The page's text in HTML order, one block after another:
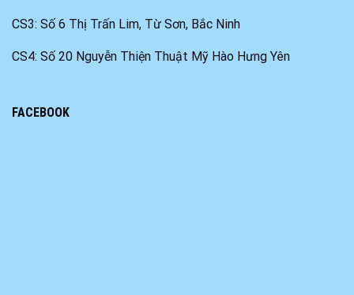
CS3: Số 6 Thị Trấn Lim, Từ Sơn, Bắc Ninh
CS4: Số 20 Nguyễn Thiện Thuật Mỹ Hào Hưng Yên
FACEBOOK